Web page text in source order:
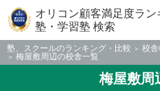
オリコン顧客満足度ラン
塾・学習塾 検索
塾、スクールのランキング・比較 校
梅屋敷周辺の校舎一覧
梅屋敷周